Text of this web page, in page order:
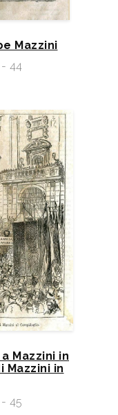
Mazzini
44
Mazzini in
Mazzini in
45